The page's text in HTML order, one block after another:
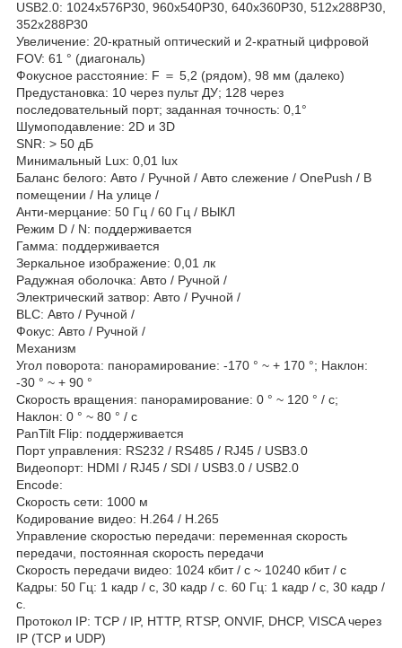
USB2.0: 1024x576P30, 960x540P30, 640x360P30, 512x288P30,
352x288P30
Увеличение: 20-кратный оптический и 2-кратный цифровой
FOV: 61 ° (диагональ)
Фокусное расстояние: F ＝ 5,2 (рядом), 98 мм (далеко)
Предустановка: 10 через пульт ДУ; 128 через
последовательный порт; заданная точность: 0,1°
Шумоподавление: 2D и 3D
SNR: > 50 дБ
Минимальный Lux: 0,01 lux
Баланс белого: Авто / Ручной / Авто слежение / OnePush / В
помещении / На улице /
Анти-мерцание: 50 Гц / 60 Гц / ВЫКЛ
Режим D / N: поддерживается
Гамма: поддерживается
Зеркальное изображение: 0,01 лк
Радужная оболочка: Авто / Ручной /
Электрический затвор: Авто / Ручной /
BLC: Авто / Ручной /
Фокус: Авто / Ручной /
Механизм
Угол поворота: панорамирование: -170 ° ~ + 170 °; Наклон:
-30 ° ~ + 90 °
Скорость вращения: панорамирование: 0 ° ~ 120 ° / с;
Наклон: 0 ° ~ 80 ° / с
PanTilt Flip: поддерживается
Порт управления: RS232 / RS485 / RJ45 / USB3.0
Видеопорт: HDMI / RJ45 / SDI / USB3.0 / USB2.0
Encode:
Скорость сети: 1000 м
Кодирование видео: H.264 / H.265
Управление скоростью передачи: переменная скорость
передачи, постоянная скорость передачи
Скорость передачи видео: 1024 кбит / с ~ 10240 кбит / с
Кадры: 50 Гц: 1 кадр / с, 30 кадр / с. 60 Гц: 1 кадр / с, 30 кадр /
с.
Протокол IP: TCP / IP, HTTP, RTSP, ONVIF, DHCP, VISCA через
IP (TCP и UDP)